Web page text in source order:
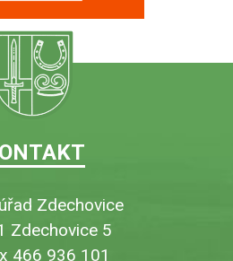
Zdechovice
Zdechovice 5
466 936 101